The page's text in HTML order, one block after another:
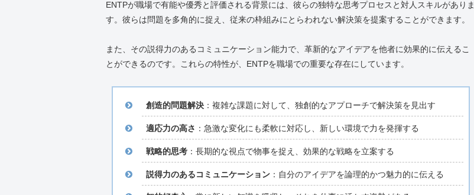
ENTPが職場で有能や優秀と評価される背景には、彼らの独特な思考プロセスと対人スキルがありま
す。彼らは問題を多角的に捉え、従来の枠組みにとらわれない解決策を提案することができます。
また、その説得力のあるコミュニケーション能力で、革新的なアイデアを他者に効果的に伝えるこ
とができるのです。これらの特性が、ENTPを職場での重要な存在にしています。
創造的問題解決：複雑な課題に対して、独創的なアプローチで解決策を見出す
適応力の高さ ：急激な変化にも柔軟に対応し、新しい環境で力を発揮する
戦略的思考：長期的な視点で物事を捉え、効果的な戦略を立案する
説得力のあるコミュニケーション：自分のアイデアを論理的かつ魅力的に伝える